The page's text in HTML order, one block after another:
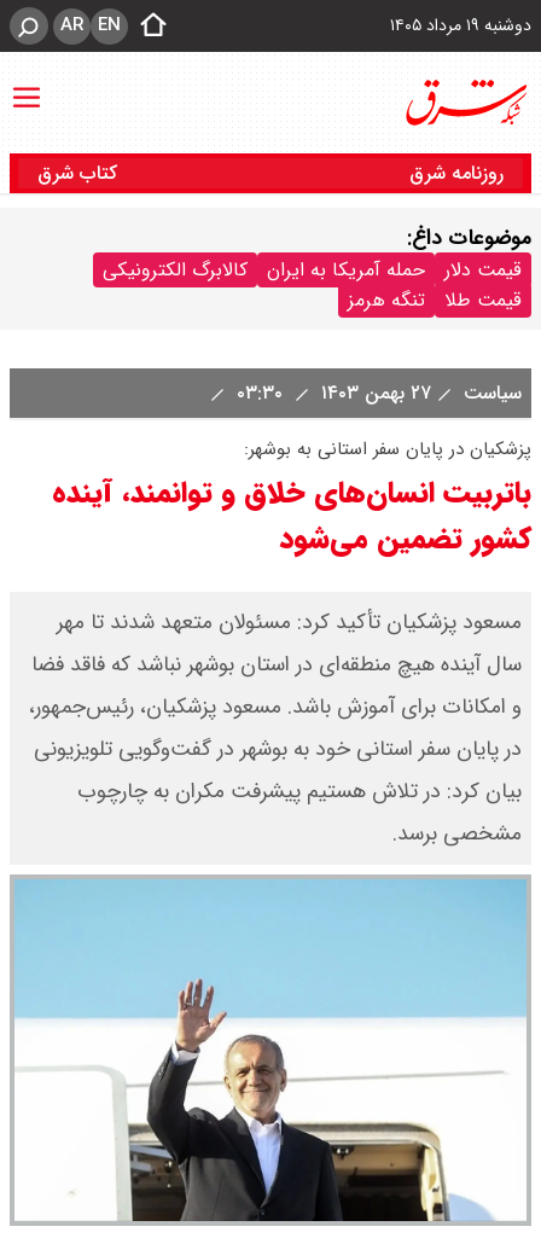
دوشنبه ۱۹ مرداد ۱۴۰۵ EN
AR
روزنامه شرق کتاب شرق
موضوعات داغ:
قیمت دلار حمله آمریکا به ایران
کالابرگ الکترونیکی
قیمت طلا
تنگه هرمز
سیاست ۲۷ بهمن ۱۴۰۳
پزشکیان در پایان سفر استانی به بوشهر:
باتربیت انسان‌های خلاق و توانمند، آینده
کشور تضمین می‌شود
مسعود پزشکیان تأکید کرد: مسئولان متعهد شدند تا مهر
سال آینده هیچ منطقه‌ای در استان بوشهر نباشد که فاقد فضا
و امکانات برای آموزش باشد. مسعود پزشکیان، رئیس‌جمهور،
در پایان سفر استانی خود به بوشهر در گفت‌وگویی تلویزیونی
بیان کرد: در تلاش هستیم پیشرفت مکران به چارچوب
مشخصی برسد.